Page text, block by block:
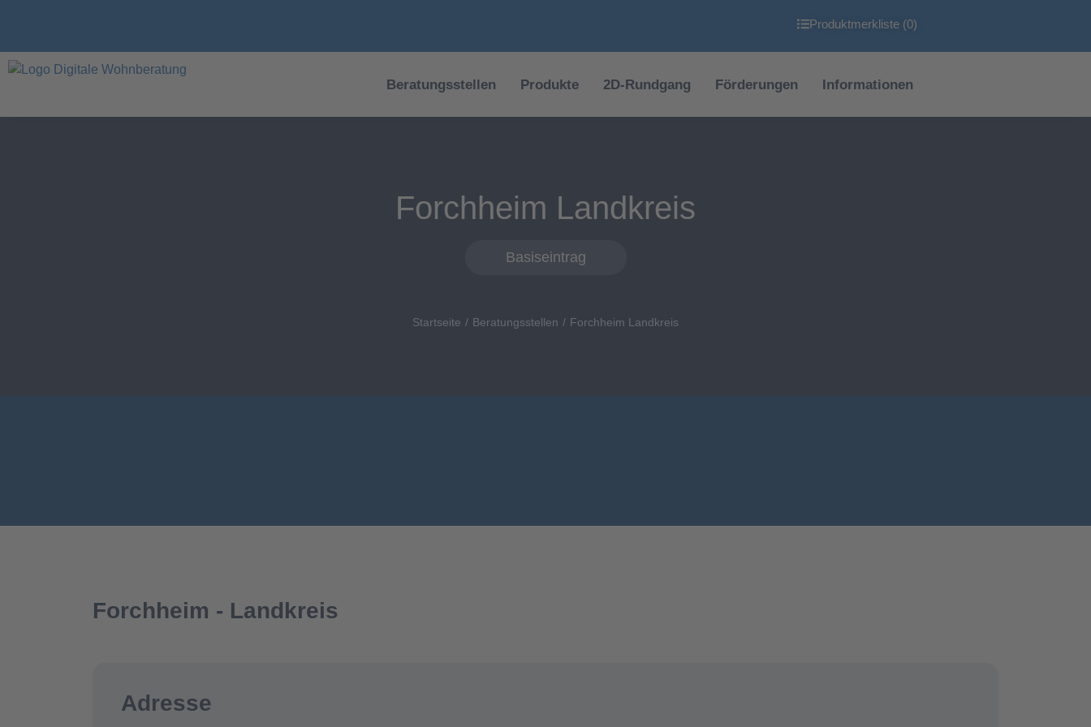
Produktmerkliste (0)
Beratungsstellen Produkte 2D-Rundgang Förderungen Informationen
Forchheim Landkreis
Basiseintrag
Startseite Beratungsstellen Forchheim Landkreis
Forchheim - Landkreis
Adresse